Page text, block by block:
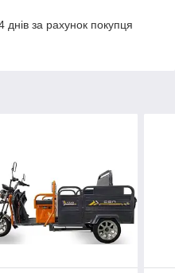
за рахунок покупця